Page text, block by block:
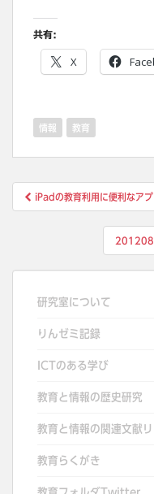
共有:
X
情報 教育
投
稿
ゲ
iPadの教育利用に便利なア
研究室について
りんゼミ記録
ICTのある学び
教育と情報の歴史研究
教育と情報の関連文献リ
教育らくがき